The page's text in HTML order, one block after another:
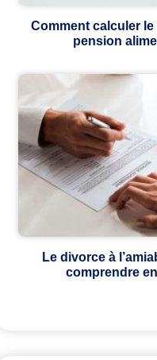
Comment calculer le
pension
Le divorce à
comprendre